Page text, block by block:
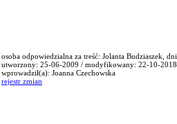
osoba odpowiedzialna za treść: Jolanta Budziaszek,
utworzony: 25-06-2009 / modyfikowany: 22-10-2018
wprowadził(a): Joanna Czechowska
rejestr zmian